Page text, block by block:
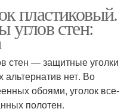
пластиковый.
углов стен:
стен — защитные уголки
нет. Во
обоями, уголок все-
полотен.